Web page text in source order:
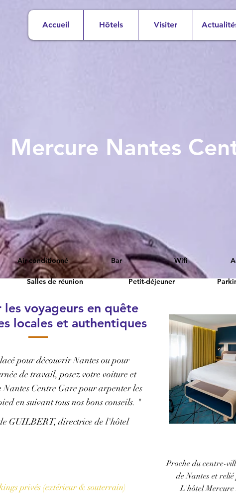
Accueil Hôtels Visiter
Mercure Nantes
Air conditionné Bar Wifi
Salles de réunion Petit-déjeuner
voyageurs en quête
locales et authentiques
pour découvrir Nantes ou pour
de travail, posez votre voiture et
Nantes Centre Gare pour arpenter les
en suivant tous nos bons conseils. "
GUILBERT, directrice de l'hôtel
privés (extérieur & souterrain)
Proche du centre-
de Nantes et
L'hôtel Mercure